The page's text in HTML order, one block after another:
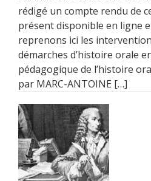
rédigé un compte rendu de
présent disponible en ligne
reprenons ici les
démarches d’histoire orale
pédagogique de l’histoire
par MARC-ANTOINE […]